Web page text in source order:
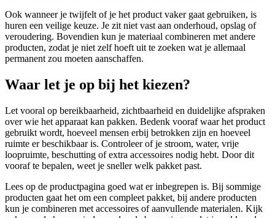
Ook wanneer je twijfelt of je het product vaker gaat gebruiken, is
huren een veilige keuze. Je zit niet vast aan onderhoud, opslag of
veroudering. Bovendien kun je materiaal combineren met andere
producten, zodat je niet zelf hoeft uit te zoeken wat je allemaal
permanent zou moeten aanschaffen.
Waar let je op bij het kiezen?
Let vooral op bereikbaarheid, zichtbaarheid en duidelijke afspraken
over wie het apparaat kan pakken. Bedenk vooraf waar het product
gebruikt wordt, hoeveel mensen erbij betrokken zijn en hoeveel
ruimte er beschikbaar is. Controleer of je stroom, water, vrije
loopruimte, beschutting of extra accessoires nodig hebt. Door dit
vooraf te bepalen, weet je sneller welk pakket past.
Lees op de productpagina goed wat er inbegrepen is. Bij sommige
producten gaat het om een compleet pakket, bij andere producten
kun je combineren met accessoires of aanvullende materialen. Kijk